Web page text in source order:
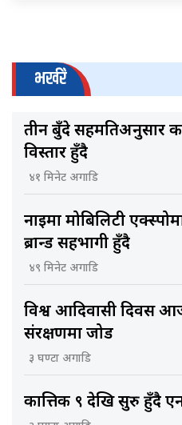
भर्खरै
तीन बुँदे सहमतिअनुसार
विस्तार हुँदै
४१ मिनेट अगाडि
नाइमा मोबिलिटी
ब्रान्ड सहभागी हुँदै
४९ मिनेट अगाडि
विश्व आदिवासी दिवस
संरक्षणमा जोड
३ घण्टा अगाडि
कात्तिक ९ देखि सुरु हुँदै